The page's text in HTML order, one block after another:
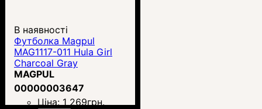
В наявності
Футболка Magpul
MAG1117-011 Hula Girl
Charcoal Gray
MAGPUL
00000003647
Ціна: 1 269грн.